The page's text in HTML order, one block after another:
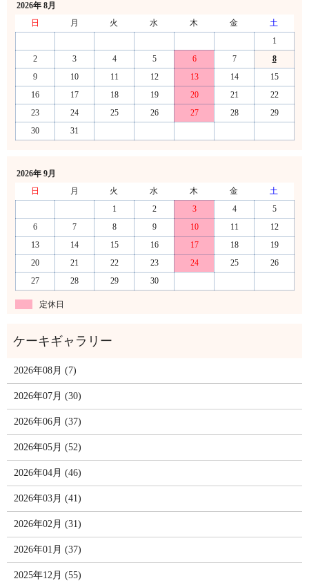
2026年 8月
日
月 火 水 木 金
土
1
2
3 4 5 6 7
8
9
10 11 12 13 14
15
16
17 18 19 20 21
22
23
24 25 26 27 28
29
30
31
2026年 9月
日
月 火 水 木 金
土
1
2 3 4
5
6
7 8 9 10 11
12
13
14 15 16 17 18
19
20
21 22 23 24 25
26
27
28 29 30
定休日
2026年08月 (7)
2026年07月 (30)
2026年06月 (37)
2026年05月 (52)
2026年04月 (46)
2026年03月 (41)
2026年02月 (31)
2026年01月 (37)
2025年12月 (55)